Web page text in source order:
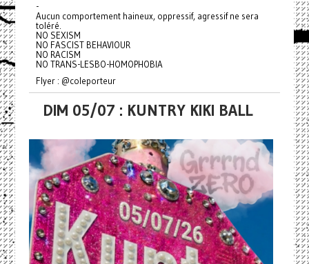
-
Aucun comportement haineux, oppressif, agressif ne sera
toléré.
NO SEXISM
NO FASCIST BEHAVIOUR
NO RACISM
NO TRANS-LESBO-HOMOPHOBIA
Flyer : @coleporteur
DIM 05/07 : KUNTRY KIKI BALL